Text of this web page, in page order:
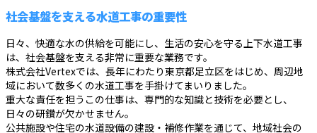
社会基盤を支える水道工事の重要性
日々、快適な水の供給を可能にし、生活の安心を守る上下水道工事
は、社会基盤を支える非常に重要な業務です。
株式会社Vertexでは、長年にわたり東京都足立区をはじめ、周辺地
域において数多くの水道工事を手掛けてまいりました。
重大な責任を担うこの仕事は、専門的な知識と技術を必要とし、
日々の研鑚が欠かせません。
公共施設や住宅の水道設備の建設・補修作業を通じて、地域社会の